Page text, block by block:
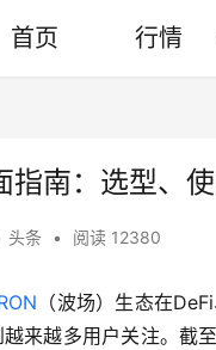
首页 行情
指南：选型、
头条 • 阅读 12380
（波场）生态在DeFi
来越多用户关注。截